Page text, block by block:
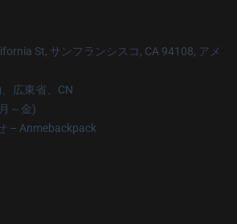
St, サンフランシスコ, CA 94108, アメ
広東省、CN
～金)
– Anmebackpack